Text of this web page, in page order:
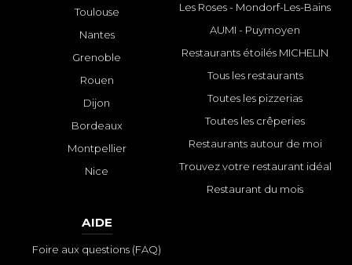
Toulouse
Nantes
Grenoble
Rouen
Dijon
Bordeaux
Montpellier
Nice
Les Roses - Mondorf-Les-Bains
AUMI - Puymoyen
Restaurants étoilés MICHELIN
Tous les restaurants
Toutes les pizzerias
Toutes les crêperies
Restaurants autour de moi
Trouvez votre restaurant idéal
Restaurant du mois
AIDE
Foire aux questions (FAQ)